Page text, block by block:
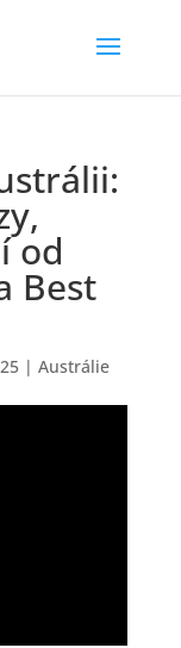
od
Best
| Austrálie